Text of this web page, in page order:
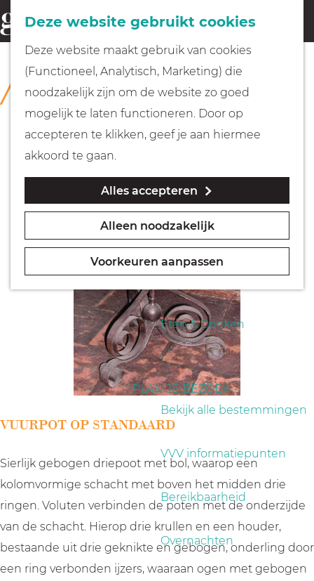
Deze website gebruikt cookies
Deze website maakt gebruik van cookies
(Functioneel, Analytisch, Marketing) die
noodzakelijk zijn om de website zo goed
mogelijk te laten functioneren. Door op
accepteren te klikken, geef je aan hiermee
akkoord te gaan.
Alles accepteren
Alleen noodzakelijk
Voorkeuren aanpassen
G
a
Fietsen
Wandelen
Geocachen
Naar het museum
Eten & Drinken
PLAN JE BEZOEK
Bekijk alle bestemmingen
VVV informatiepunten
Bereikbaarheid
Overnachten
o
e
k
e
n
COLLECTIE
Rijksmuseum Muiderslot
VUURPOT OP STANDAARD
Sierlijk gebogen driepoot met bol, waarop een
kolomvormige schacht met boven het midden drie
ringen. Voluten verbinden de poten met de onderzijde
van de schacht. Hierop drie krullen en een houder,
bestaande uit drie geknikte en gebogen, onderling door
een ring verbonden ijzers, waaraan ogen met gebogen